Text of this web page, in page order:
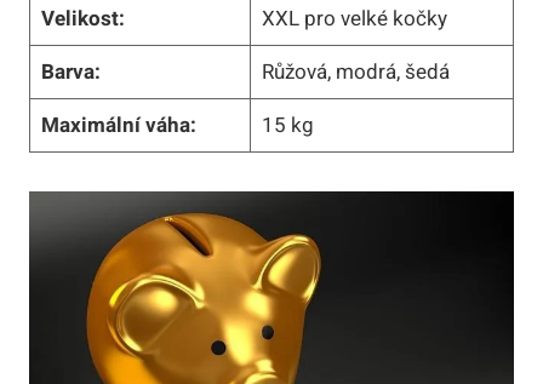
Velikost:
XXL pro velké kočky
Barva:
Růžová, modrá, šedá
Maximální váha:
15 kg